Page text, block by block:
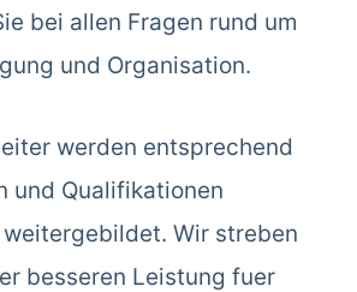
bei allen Fragen rund um
und Organisation.
werden entsprechend
und Qualifikationen
Wir streben
besseren Leistung fuer